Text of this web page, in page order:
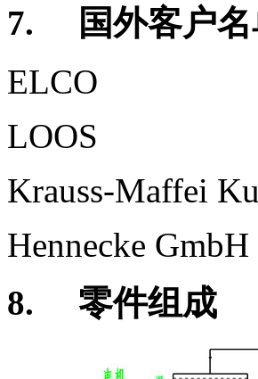
7.
国外客户
ELCO
LOOS
Krauss-Maffei
Hennecke GmbH
8. 零件组成